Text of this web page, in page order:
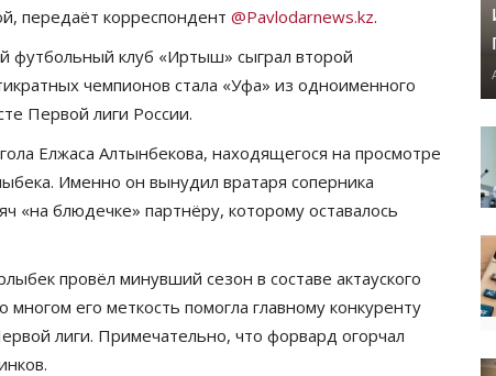
передаёт корреспондент @Pavlodarnews.kz.
футбольный клуб «Иртыш» сыграл второй
чемпионов стала «Уфа» из одноименного
Первой лиги России.
Елжаса Алтынбекова, находящегося на просмотре
Именно он вынудил вратаря соперника
«на блюдечке» партнёру, которому оставалось
провёл минувший сезон в составе актауского
многом его меткость помогла главному конкуренту
лиги. Примечательно, что форвард огорчал